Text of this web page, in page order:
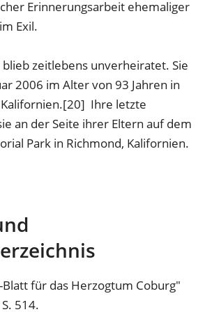
Erinnerungsarbeit ehemaliger
Exil.
zeitlebens unverheiratet. Sie
2006 im Alter von 93 Jahren in
Ihre letzte
an der Seite ihrer Eltern auf dem
Park in Richmond, Kalifornien.
für das Herzogtum Coburg"
514.